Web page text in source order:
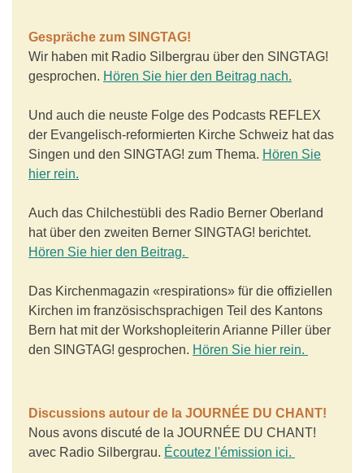
Gespräche zum SINGTAG!
Wir haben mit Radio Silbergrau über den SINGTAG!
gesprochen. Hören Sie hier den Beitrag nach.
Und auch die neuste Folge des Podcasts REFLEX
der Evangelisch-reformierten Kirche Schweiz hat das
Singen und den SINGTAG! zum Thema. Hören Sie
hier rein.
Auch das Chilchestübli des Radio Berner Oberland
hat über den zweiten Berner SINGTAG! berichtet.
Hören Sie hier den Beitrag.
Das Kirchenmagazin «respirations» für die offiziellen
Kirchen im französischsprachigen Teil des Kantons
Bern hat mit der Workshopleiterin Arianne Piller über
den SINGTAG! gesprochen. Hören Sie hier rein.
Discussions autour de la JOURNÉE DU CHANT!
Nous avons discuté de la JOURNÉE DU CHANT!
avec Radio Silbergrau. Écoutez l'émission ici.